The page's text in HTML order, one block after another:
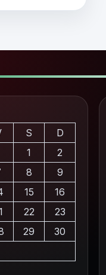
S
D
1
2
8
9
15
16
22
23
29
30